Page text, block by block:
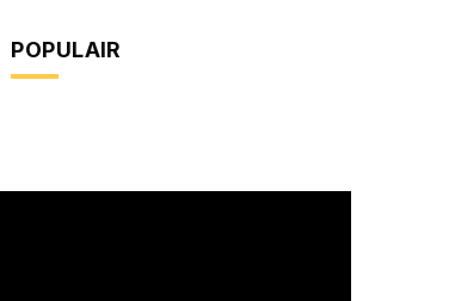
POPULAIR